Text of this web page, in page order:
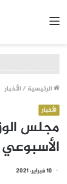
الرئيسية /الأخبار
الأخبار
مجلس
الأسبوعي
10 فبراير، 2021